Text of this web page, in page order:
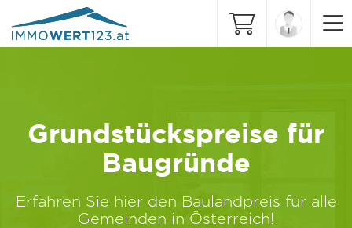
Grundstückspreise für
Baugründe
Erfahren Sie hier den Baulandpreis für alle
Gemeinden in Österreich!